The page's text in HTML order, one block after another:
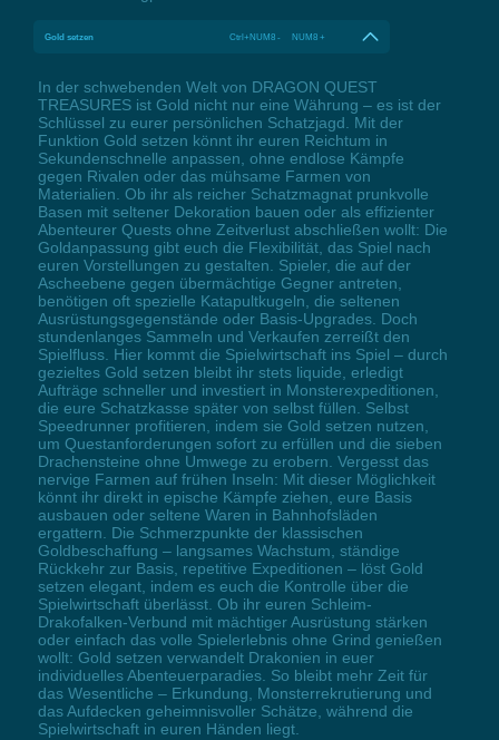
Gold setzen Ctrl+NUM8 - NUM8 +
In der schwebenden Welt von DRAGON QUEST
TREASURES ist Gold nicht nur eine Währung – es ist der
Schlüssel zu eurer persönlichen Schatzjagd. Mit der
Funktion Gold setzen könnt ihr euren Reichtum in
Sekundenschnelle anpassen, ohne endlose Kämpfe
gegen Rivalen oder das mühsame Farmen von
Materialien. Ob ihr als reicher Schatzmagnat prunkvolle
Basen mit seltener Dekoration bauen oder als effizienter
Abenteurer Quests ohne Zeitverlust abschließen wollt: Die
Goldanpassung gibt euch die Flexibilität, das Spiel nach
euren Vorstellungen zu gestalten. Spieler, die auf der
Ascheebene gegen übermächtige Gegner antreten,
benötigen oft spezielle Katapultkugeln, die seltenen
Ausrüstungsgegenstände oder Basis-Upgrades. Doch
stundenlanges Sammeln und Verkaufen zerreißt den
Spielfluss. Hier kommt die Spielwirtschaft ins Spiel – durch
gezieltes Gold setzen bleibt ihr stets liquide, erledigt
Aufträge schneller und investiert in Monsterexpeditionen,
die eure Schatzkasse später von selbst füllen. Selbst
Speedrunner profitieren, indem sie Gold setzen nutzen,
um Questanforderungen sofort zu erfüllen und die sieben
Drachensteine ohne Umwege zu erobern. Vergesst das
nervige Farmen auf frühen Inseln: Mit dieser Möglichkeit
könnt ihr direkt in epische Kämpfe ziehen, eure Basis
ausbauen oder seltene Waren in Bahnhofsläden
ergattern. Die Schmerzpunkte der klassischen
Goldbeschaffung – langsames Wachstum, ständige
Rückkehr zur Basis, repetitive Expeditionen – löst Gold
setzen elegant, indem es euch die Kontrolle über die
Spielwirtschaft überlässt. Ob ihr euren Schleim-
Drakofalken-Verbund mit mächtiger Ausrüstung stärken
oder einfach das volle Spielerlebnis ohne Grind genießen
wollt: Gold setzen verwandelt Drakonien in euer
individuelles Abenteuerparadies. So bleibt mehr Zeit für
das Wesentliche – Erkundung, Monsterrekrutierung und
das Aufdecken geheimnisvoller Schätze, während die
Spielwirtschaft in euren Händen liegt.